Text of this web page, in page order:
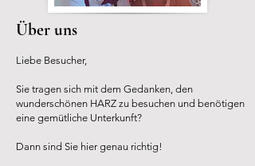
Über uns
Liebe Besucher,
Sie tragen sich mit dem Gedanken, den
wunderschönen HARZ zu besuchen und benötigen
eine gemütliche Unterkunft?
Dann sind Sie hier genau richtig!